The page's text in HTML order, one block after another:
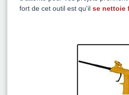
fort de cet outil est qu'il se nettoie